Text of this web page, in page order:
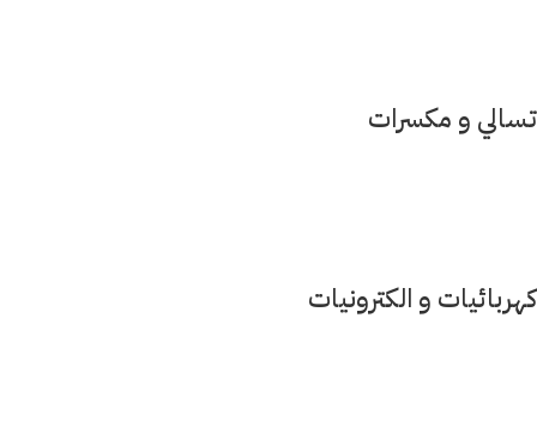
تسالي و مكسرات
كهربائيات و الكترونيات